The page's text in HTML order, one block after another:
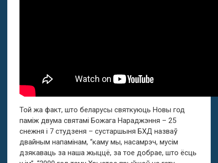
Той жа факт, што беларусы святкуюць Новы год
паміж двума святамі Божага Нараджэння – 25
снежня і 7 студзеня – сустаршыня БХД назваў
двайным напамінам, “каму мы, насамрэч, мусім
дзякаваць за наша жыццё, за тое добрае, што ёсць